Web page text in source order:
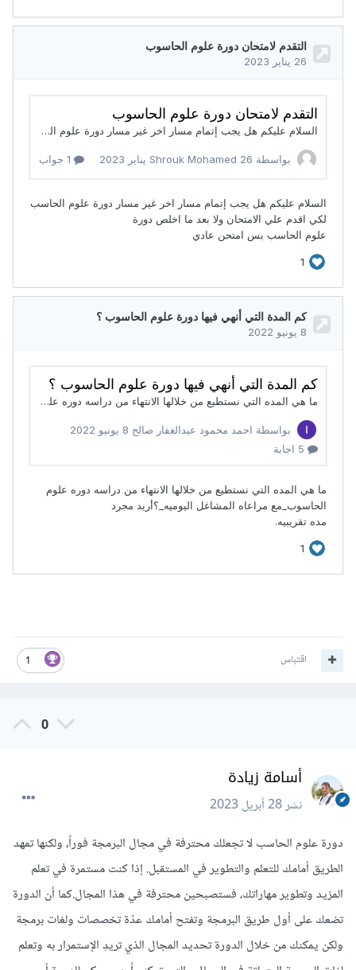
1 اقتباس
0
أسامة زيادة
نشر28 أبريل 2023
دورة علوم الحاسب لا تجعلك محترفة في مجال البرمجة فوراً، ولكنها تمهد
الطريق أمامك للتعلم والتطوير في المستقبل. إذا كنت مستمرة في تعلم
المزيد وتطوير مهاراتك، فستصبحين محترفة في هذا المجال.كما أن الدورة
تضعك على أول طريق البرمجة وتفتح أمامك عدّة تخصصات ولغات برمجة
ولكن يمكنك من خلال الدورة تحديد المجال الذي تريدِ الإستمرار به وتعلم